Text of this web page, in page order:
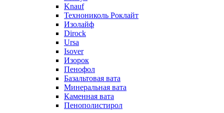
Knauf
Технониколь Роклайт
Изолайф
Dirock
Ursa
Isover
Изорок
Пенофол
Базальтовая вата
Минеральная вата
Каменная вата
Пенополистирол